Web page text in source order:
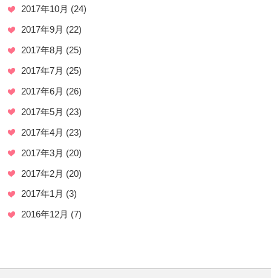
2017年10月 (24)
2017年9月 (22)
2017年8月 (25)
2017年7月 (25)
2017年6月 (26)
2017年5月 (23)
2017年4月 (23)
2017年3月 (20)
2017年2月 (20)
2017年1月 (3)
2016年12月 (7)